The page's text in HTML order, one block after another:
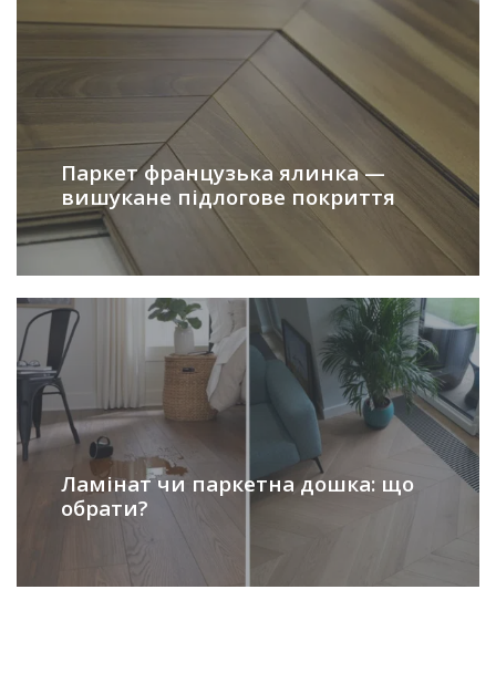
Паркет французька ялинка —
вишукане підлогове покриття
Ламінат чи паркетна дошка: що
обрати?